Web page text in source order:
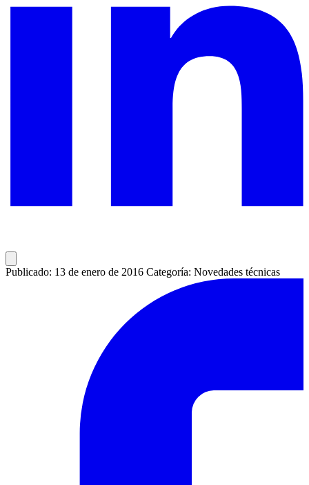
Publicado: 13 de enero de 2016 Categoría: Novedades técnicas